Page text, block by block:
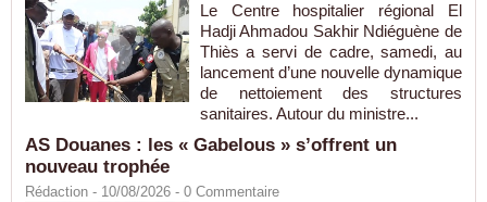
Le Centre hospitalier régional El
Hadji Ahmadou Sakhir Ndiéguène de
Thiès a servi de cadre, samedi, au
lancement d’une nouvelle dynamique
de nettoiement des structures
sanitaires. Autour du ministre...
AS Douanes : les « Gabelous » s’offrent un
nouveau trophée
Rédaction - 10/08/2026 - 0 Commentaire